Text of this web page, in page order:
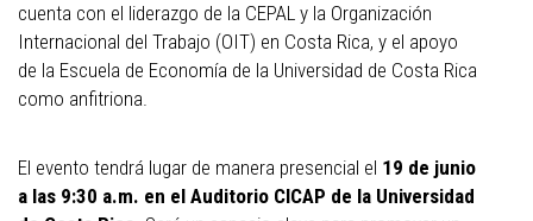
cuenta con el liderazgo de la CEPAL y la Organización
Internacional del Trabajo (OIT) en Costa Rica, y el apoyo
de la Escuela de Economía de la Universidad de Costa Rica
como anfitriona.
El evento tendrá lugar de manera presencial el 19 de junio
a las 9:30 a.m. en el Auditorio CICAP de la Universidad